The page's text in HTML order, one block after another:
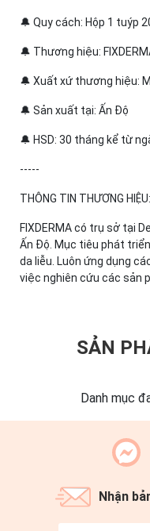
🔔 Quy cách: Hộp 1 tuýp
🔔 Thương hiệu:
🔔 Xuất xứ thương hiệu:
🔔 Sản xuất tại: Ấn Độ
🔔 HSD: 30 tháng kể từ
-----
THÔNG TIN THƯƠNG HIỆU:
FIXDERMA có trụ sở tại
Ấn Độ. Mục tiêu phát
da liễu. Luôn ứng dụng
việc nghiên cứu các sản
SẢN
Danh mục
Nhận